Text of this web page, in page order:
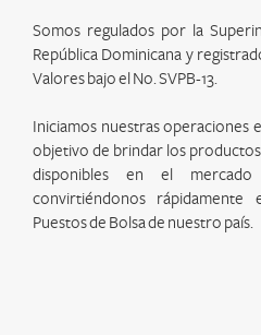
Somos regulados por la
República Dominicana y
Valores bajo el No. SVPB-13.
Iniciamos nuestras operaciones
objetivo de brindar los
disponibles en el
convirtiéndonos
Puestos de Bolsa de nuestro país.